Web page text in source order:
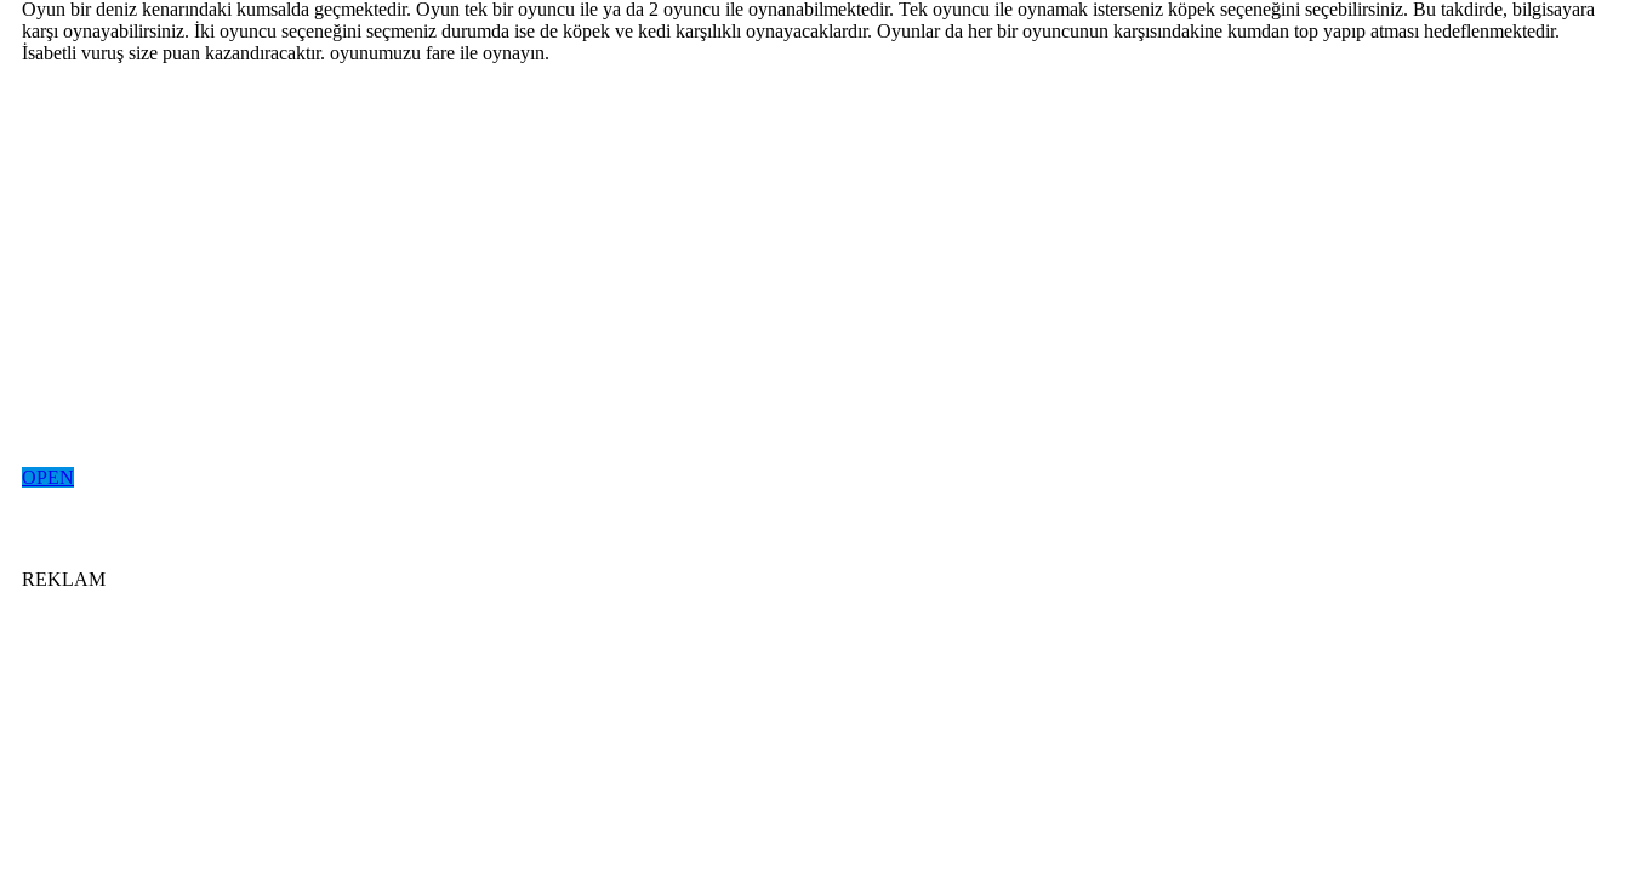
Oyun bir deniz kenarındaki kumsalda geçmektedir. Oyun tek bir oyuncu ile ya da 2 oyuncu ile oynanabilmektedir. Tek oyuncu ile oynamak isterseniz köpek seçeneğini seçebilirsiniz. Bu takdirde, bilgisayara
karşı oynayabilirsiniz. İki oyuncu seçeneğini seçmeniz durumda ise de köpek ve kedi karşılıklı oynayacaklardır. Oyunlar da her bir oyuncunun karşısındakine kumdan top yapıp atması hedeflenmektedir.
İsabetli vuruş size puan kazandıracaktır. oyunumuzu fare ile oynayın.
OPEN
REKLAM